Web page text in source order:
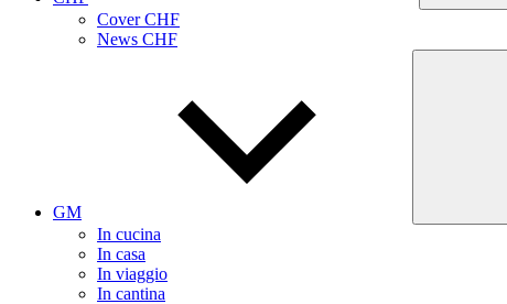
Cover CHF
News CHF
GM
In cucina
In casa
In viaggio
In cantina